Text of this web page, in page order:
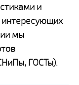
и
интересующих
мы
ГОСТы).